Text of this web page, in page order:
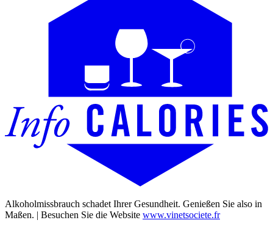
Alkoholmissbrauch schadet Ihrer Gesundheit. Genießen Sie also in
Maßen. | Besuchen Sie die Website www.vinetsociete.fr